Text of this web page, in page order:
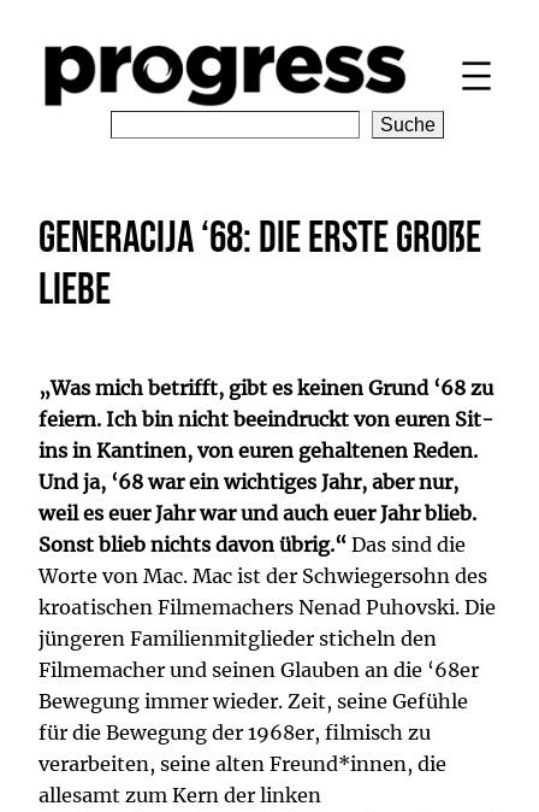
Inhalt
springen
c
h
Suche
Generacija ‘68: Die erste große
Liebe
„Was mich betrifft, gibt es keinen Grund ‘68 zu
feiern. Ich bin nicht beeindruckt von euren Sit-
ins in Kantinen, von euren gehaltenen Reden.
Und ja, ‘68 war ein wichtiges Jahr, aber nur,
weil es euer Jahr war und auch euer Jahr blieb.
Sonst blieb nichts davon übrig.“ Das sind die
Worte von Mac. Mac ist der Schwiegersohn des
kroatischen Filmemachers Nenad Puhovski. Die
jüngeren Familienmitglieder sticheln den
Filmemacher und seinen Glauben an die ‘68er
Bewegung immer wieder. Zeit, seine Gefühle
für die Bewegung der 1968er, filmisch zu
verarbeiten, seine alten Freund*innen, die
allesamt zum Kern der linken